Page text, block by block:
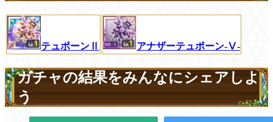
テュポーンⅡ アナザーテュポーン-Ⅴ-
ガチャの結果をみんなにシェアしよ
う